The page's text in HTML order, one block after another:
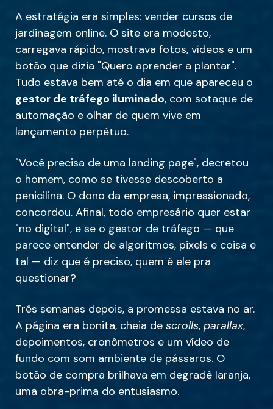
A estratégia era simples: vender cursos de
jardinagem online. O site era modesto,
carregava rápido, mostrava fotos, vídeos e um
botão que dizia "Quero aprender a plantar".
Tudo estava bem até o dia em que apareceu o
gestor de tráfego iluminado, com sotaque de
automação e olhar de quem vive em
lançamento perpétuo.
"Você precisa de uma landing page", decretou
o homem, como se tivesse descoberto a
penicilina. O dono da empresa, impressionado,
concordou. Afinal, todo empresário quer estar
"no digital", e se o gestor de tráfego — que
parece entender de algoritmos, pixels e coisa e
tal — diz que é preciso, quem é ele pra
questionar?
Três semanas depois, a promessa estava no ar.
A página era bonita, cheia de scrolls, parallax,
depoimentos, cronômetros e um vídeo de
fundo com som ambiente de pássaros. O
botão de compra brilhava em degradê laranja,
uma obra-prima do entusiasmo.